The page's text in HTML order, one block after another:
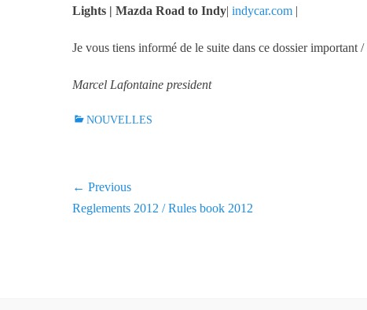
Lights | Mazda Road to Indy| indycar.com |
Je vous tiens informé de le suite dans ce dossier important /
Marcel Lafontaine president
C
g
o
NOUVELLES
Navigation
de
← Previous
Previous
Reglements 2012 / Rules book 2012